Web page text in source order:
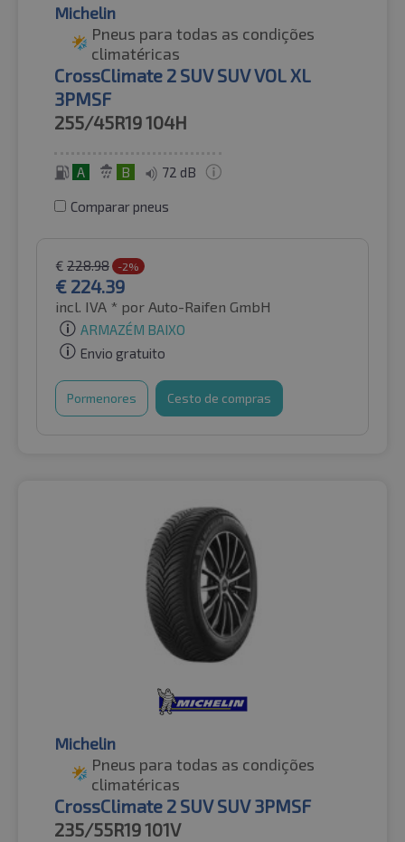
Michelin
Pneus para todas as condições
climatéricas
CrossClimate 2 SUV SUV VOL XL
3PMSF
255/45R19104H
A B 72 dB
Comparar pneus
€ 228.98 -2%
€ 224.39
incl. IVA * por Auto-Raifen GmbH
ARMAZÉM BAIXO
Envio gratuito
Pormenores Cesto de compras
Michelin
Pneus para todas as condições
climatéricas
CrossClimate 2 SUV SUV 3PMSF
235/55R19101V